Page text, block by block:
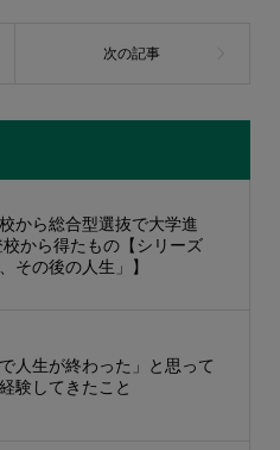
から総合型選抜で大学進
から得たもの【シリーズ
その後の人生」】
で人生が終わった」と思って
験してきたこと